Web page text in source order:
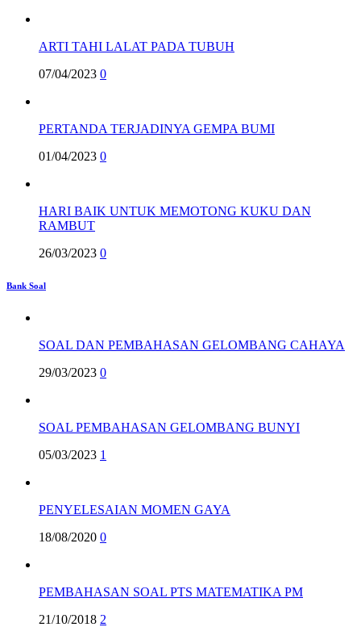
ARTI TAHI LALAT PADA TUBUH
07/04/2023 0
PERTANDA TERJADINYA GEMPA BUMI
01/04/2023 0
HARI BAIK UNTUK MEMOTONG KUKU DAN
RAMBUT
26/03/2023 0
Bank Soal
SOAL DAN PEMBAHASAN GELOMBANG CAHAYA
29/03/2023 0
SOAL PEMBAHASAN GELOMBANG BUNYI
05/03/2023 1
PENYELESAIAN MOMEN GAYA
18/08/2020 0
PEMBAHASAN SOAL PTS MATEMATIKA PM
21/10/2018 2